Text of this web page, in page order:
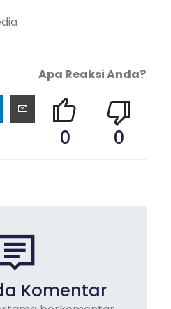
Apa Reaksi Anda?
0 0
Komentar